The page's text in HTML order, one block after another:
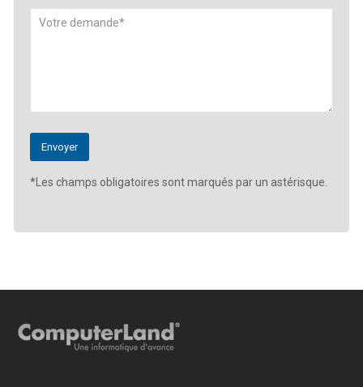
*Les champs obligatoires sont marqués par un astérisque.